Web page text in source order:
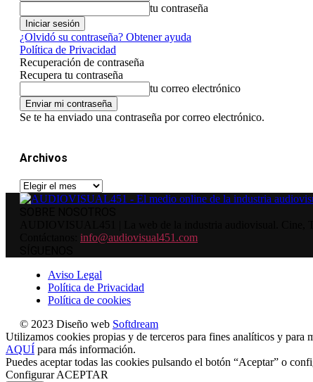
tu contraseña
¿Olvidó su contraseña? Obtener ayuda
Política de Privacidad
Recuperación de contraseña
Recupera tu contraseña
tu correo electrónico
Se te ha enviado una contraseña por correo electrónico.
Archivos
Archivos
info@audiovisual451.com
Aviso Legal
Política de Privacidad
Política de cookies
© 2023 Diseño web Softdream
Utilizamos cookies propias y de terceros para fines analíticos y para
AQUÍ para más información.
Puedes aceptar todas las cookies pulsando el botón “Aceptar” o
Configurar ACEPTAR